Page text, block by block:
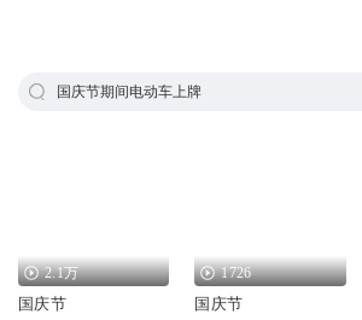
国庆节期间电动车上牌
2.1万
国庆节
1726
国庆节